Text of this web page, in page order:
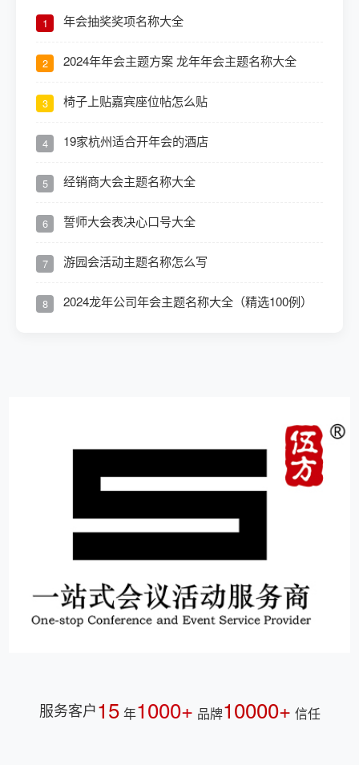
1 年会抽奖奖项名称大全
2 2024年年会主题方案 龙年年会主题名称大全
3 椅子上贴嘉宾座位帖怎么贴
4 19家杭州适合开年会的酒店
5 经销商大会主题名称大全
6 誓师大会表决心口号大全
7 游园会活动主题名称怎么写
8 2024龙年公司年会主题名称大全（精选100例）
服务客户15 年1000+ 品牌10000+ 信任